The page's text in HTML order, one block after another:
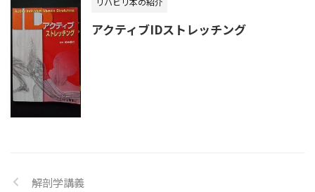
アクティブIDストレッチング
解剖学講義